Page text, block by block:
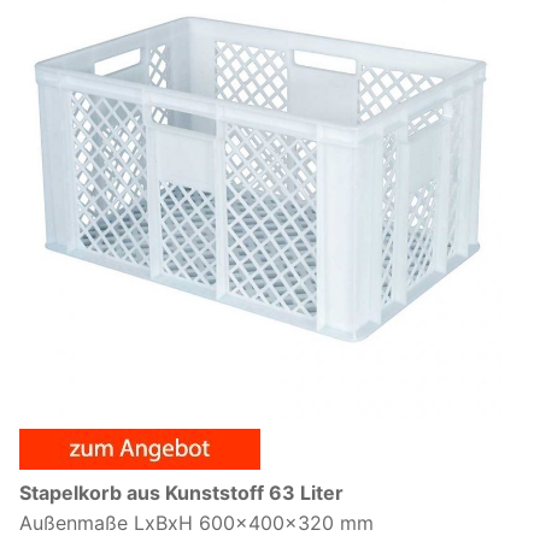
Stapelkorb aus Kunststoff 63 Liter
Außenmaße LxBxH 600x400x320 mm